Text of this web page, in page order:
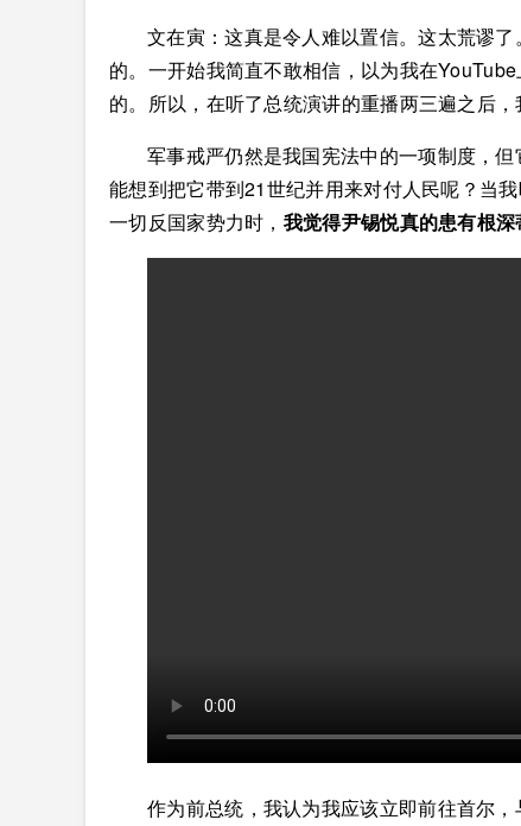
文在寅：这真是令人难以置信。这太荒谬
的。一开始我简直不敢相信，以为我在
的。所以，在听了总统演讲的重播两三遍之后，
军事戒严仍然是我国宪法中的一项制度，
能想到把它带到21世纪并用来对付人民呢？当
一切反国家势力时， 我觉得尹锡悦真的患有根深
作为前总统，我认为我应该立即前往首尔